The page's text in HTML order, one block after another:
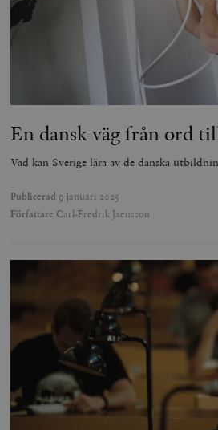
En dansk väg från ord
Vad kan Sverige lära av de danska
Publicerad 9 januari 2025
Författare Carl-Fredrik Jaensson